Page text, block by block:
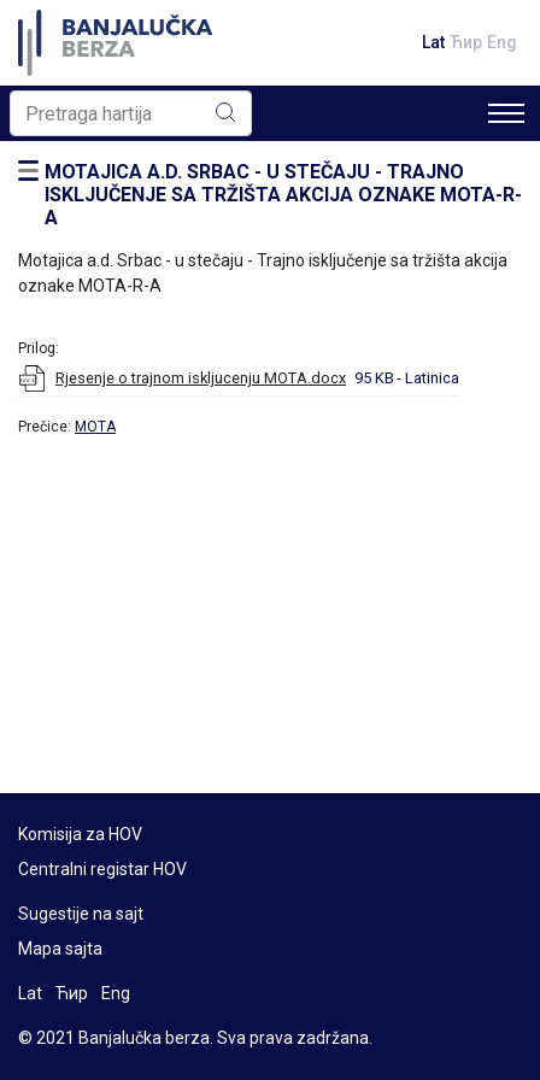
Lat Ћир Eng
MOTAJICA A.D. SRBAC - U STEČAJU - TRAJNO
ISKLJUČENJE SA TRŽIŠTA AKCIJA OZNAKE MOTA-R-
A
Motajica a.d. Srbac - u stečaju - Trajno isključenje sa tržišta akcija
oznake MOTA-R-A
Prilog:
Rjesenje o trajnom iskljucenju MOTA.docx 95 KB - Latinica
Prečice: MOTA
Komisija za HOV
Centralni registar HOV
Sugestije na sajt
Mapa sajta
Lat Ћир Eng
© 2021 Banjalučka berza. Sva prava zadržana.